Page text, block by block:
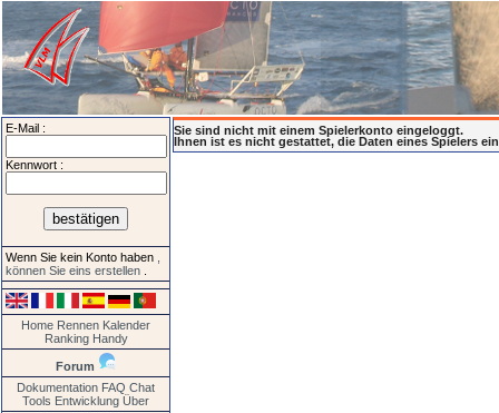
E-Mail :
Kennwort :
Wenn Sie kein Konto haben
können Sie eins erstellen
Home Rennen Kalender
Ranking Handy
Forum
Dokumentation FAQ Chat
Tools Entwicklung Über
Sie sind nicht mit einem Spielerkonto eingeloggt.
Ihnen ist es nicht gestattet, die Daten eines Spielers